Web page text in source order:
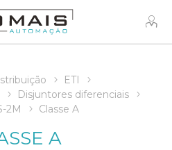
ETI
Disjuntores diferenciais
2M
Classe A
A